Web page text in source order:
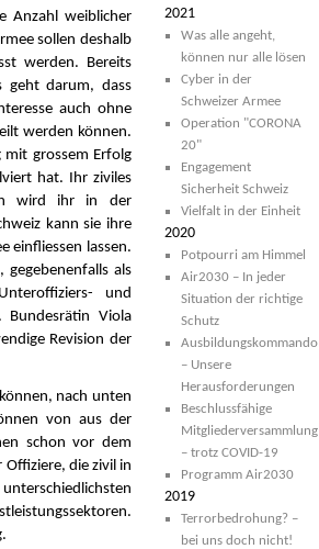
Anzahl weiblicher
sollen deshalb
werden. Bereits
geht darum, dass
auch ohne
werden können.
mit grossem Erfolg
hat. Ihr ziviles
wird ihr in der
kann sie ihre
einfliessen lassen.
gegebenenfalls als
und
Bundesrätin Viola
Revision der
nach unten
von aus der
schon vor dem
die zivil in
2021
Was alle angeht,
können nur alle lösen
Cyber in der
Schweizer Armee
Operation "CORONA
20"
Engagement
Sicherheit Schweiz
Vielfalt in der Einheit
2020
Potpourri am Himmel
Air2030 – In jeder
Situation der richtige
Schutz
Ausbildungskommando
– Unsere
Herausforderungen
Beschlussfähige
Mitgliederversammlung
– trotz COVID-19
Programm Air2030
2019
Terrorbedrohung? –
bei uns doch nicht!